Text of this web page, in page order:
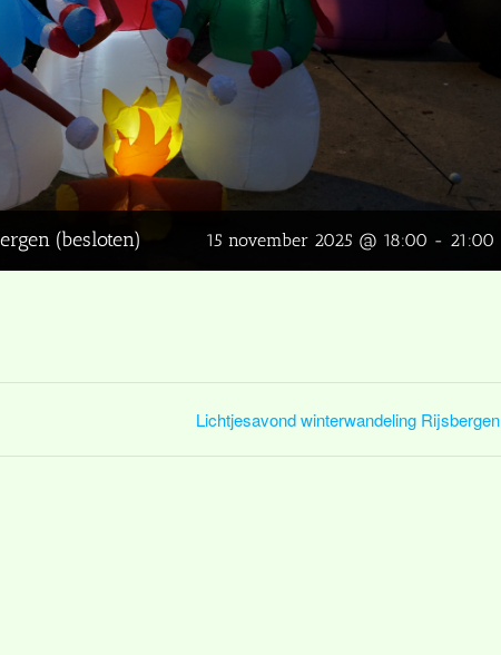
(besloten) 15 november 2025 @ 18:00 - 21:00
Lichtjesavond winterwandeling Rijsbergen